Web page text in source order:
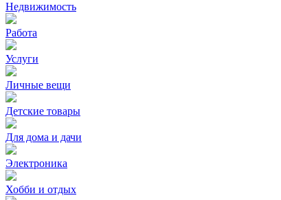
Недвижимость
Работа
Услуги
Личные вещи
Детские товары
Для дома и дачи
Электроника
Хобби и отдых